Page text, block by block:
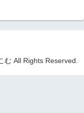
All Rights Reserved.